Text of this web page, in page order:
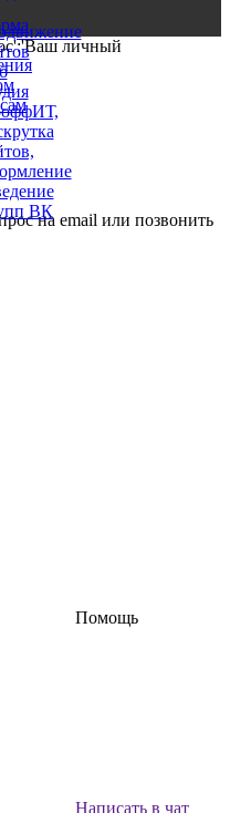
личный
на email или позвонить
Помощь
Написать в чат